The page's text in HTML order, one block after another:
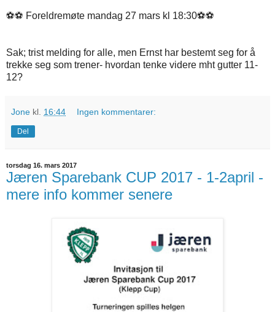
⚽️⚽️ Foreldremøte mandag 27 mars kl 18:30⚽️⚽️
Sak; trist melding for alle, men Ernst har bestemt seg for å
trekke seg som trener- hvordan tenke videre mht gutter 11-
12?
Jone kl. 16:44 Ingen kommentarer:
Del
torsdag 16. mars 2017
Jæren Sparebank CUP 2017 - 1-2april -
mere info kommer senere